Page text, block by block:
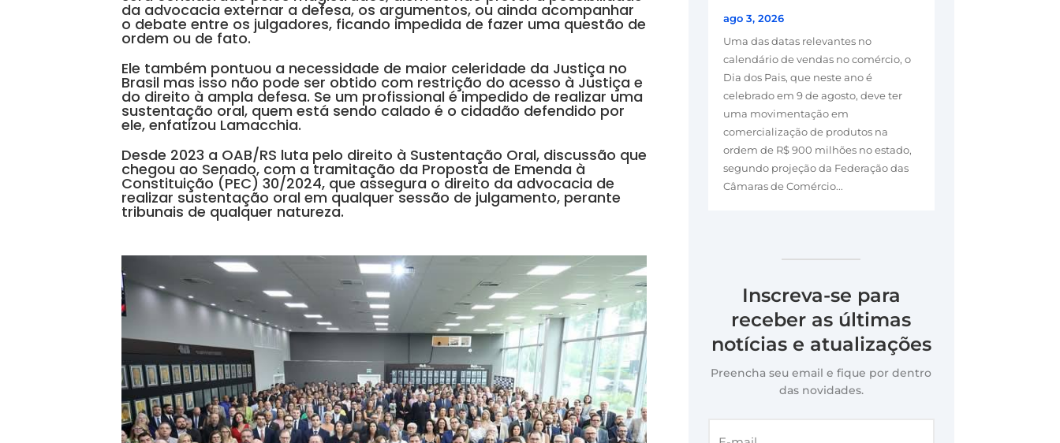
da advocacia externar a defesa, os argumentos, ou ainda acompanhar
o debate entre os julgadores, ficando impedida de fazer uma questão de
ordem ou de fato.
Ele também pontuou a necessidade de maior celeridade da Justiça no
Brasil mas isso não pode ser obtido com restrição do acesso à Justiça e
do direito à ampla defesa. Se um profissional é impedido de realizar uma
sustentação oral, quem está sendo calado é o cidadão defendido por
ele, enfatizou Lamacchia.
Desde 2023 a OAB/RS luta pelo direito à Sustentação Oral, discussão que
chegou ao Senado, com a tramitação da Proposta de Emenda à
Constituição (PEC) 30/2024, que assegura o direito da advocacia de
realizar sustentação oral em qualquer sessão de julgamento, perante
tribunais de qualquer natureza.
ago 3, 2026
Uma das datas relevantes no
calendário de vendas no comércio, o
Dia dos Pais, que neste ano é
celebrado em 9 de agosto, deve ter
uma movimentação em
comercialização de produtos na
ordem de R$ 900 milhões no estado,
segundo projeção da Federação das
Câmaras de Comércio...
Inscreva-se para
receber as últimas
notícias e atualizações
Preencha seu email e fique por dentro
das novidades.